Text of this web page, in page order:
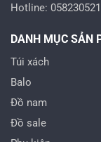
Hotline:
DANH MỤC SẢN
Túi xách
Balo
Đồ nam
Đồ sale